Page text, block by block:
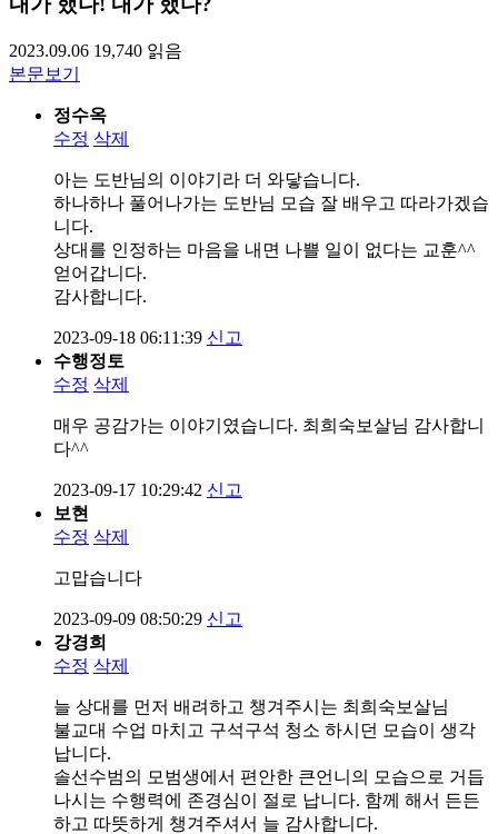
2023.09.06 19,740 읽음
본문보기
정수옥
수정 삭제
아는 도반님의 이야기라 더 와닿습니다.
하나하나 풀어나가는 도반님 모습 잘 배우고 따라가겠습
니다.
상대를 인정하는 마음을 내면 나쁠 일이 없다는 교훈^^
얻어갑니다.
감사합니다.
2023-09-18 06:11:39 신고
수행정토
수정 삭제
매우 공감가는 이야기였습니다. 최희숙보살님 감사합니
다^^
2023-09-17 10:29:42 신고
보현
수정 삭제
고맙습니다
2023-09-09 08:50:29 신고
강경희
수정 삭제
늘 상대를 먼저 배려하고 챙겨주시는 최희숙보살님
불교대 수업 마치고 구석구석 청소 하시던 모습이 생각
납니다.
솔선수범의 모범생에서 편안한 큰언니의 모습으로 거듭
나시는 수행력에 존경심이 절로 납니다. 함께 해서 든든
하고 따뜻하게 챙겨주셔서 늘 감사합니다.